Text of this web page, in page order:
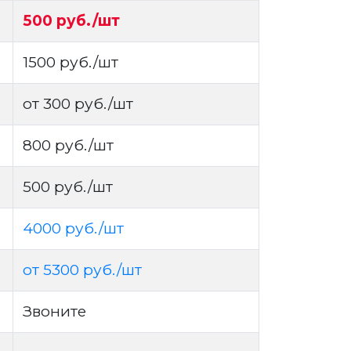
500 руб./шт
1500 руб./шт
от 300 руб./шт
800 руб./шт
500 руб./шт
4000 руб./шт
от 5300 руб./шт
Звоните